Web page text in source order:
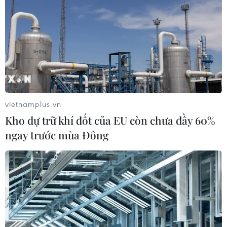
lang kinh tế, các vùng động lực và cực tăng
trưởng, từ đó tạo ra không gian phát triển mới
và động lực phát triển mới. Theo Bộ Kế hoạch
và Đầu tư, dựa vào những khung định hướng
này, sẽ có tầm nhìn mới về không gian phát
triển của đất nước trong 30-50 năm tới. Đây là
việc rất khó và phức tạp.
vietnamplus.vn
Kho dự trữ khí đốt của EU còn chưa đầy 60%
ngay trước mùa Đông